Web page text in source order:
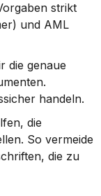
strikt
und AML
die genaue
handeln.
die
So vermeide
die zu